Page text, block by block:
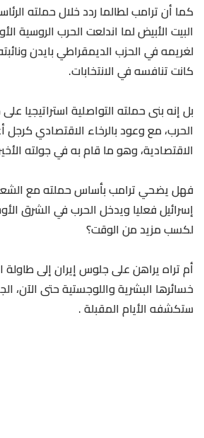
كما أن ترامب لطالما ردد خلال حملته
البيت الأبيض لما اندلعت الحرب الروسية
لغريمه في الحزب الديمقراطي بايدن
كانت تنافسه في الانتخابات.
بل إنه بنى حملته التواصلية استراتيجيا
الحرب، مع وعود بالرخاء الاقتصادي
الاقتصادية، وهو ما قام به في جولته
فهل يضحي ترامب بأساس حملته مع
إسرائيل فعليا ويدخل الحرب في الشرق
لكسب مزيد من الوقت؟
أم تراه يراهن على جلوس إيران إلى
خسائرها البشرية واللوجستية حتى الآن،
ستكشفه الأيام المقبلة .